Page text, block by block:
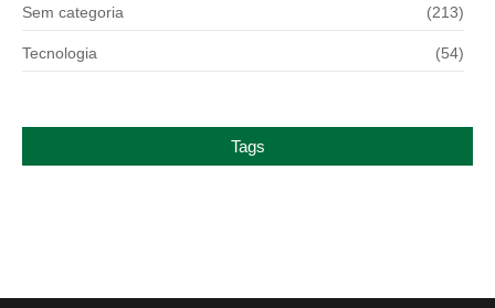
Sem categoria (213)
Tecnologia (54)
Tags